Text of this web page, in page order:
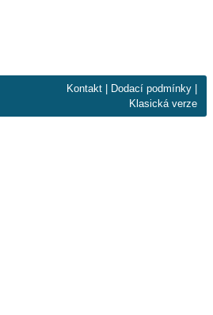
Kontakt Dodací podmínky